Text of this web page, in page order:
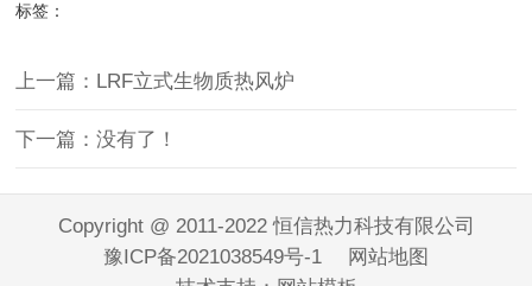
标签：
上一篇：LRF立式生物质热风炉
下一篇：没有了！
Copyright @ 2011-2022 恒信热力科技有限公司
豫ICP备2021038549号-1
网站地图